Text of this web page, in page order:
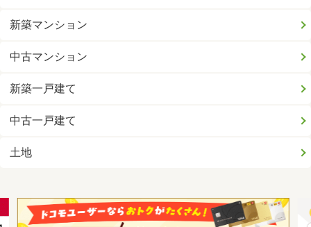
新築マンション
中古マンション
新築一戸建て
中古一戸建て
土地